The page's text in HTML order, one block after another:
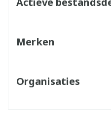
Merken
Organisaties